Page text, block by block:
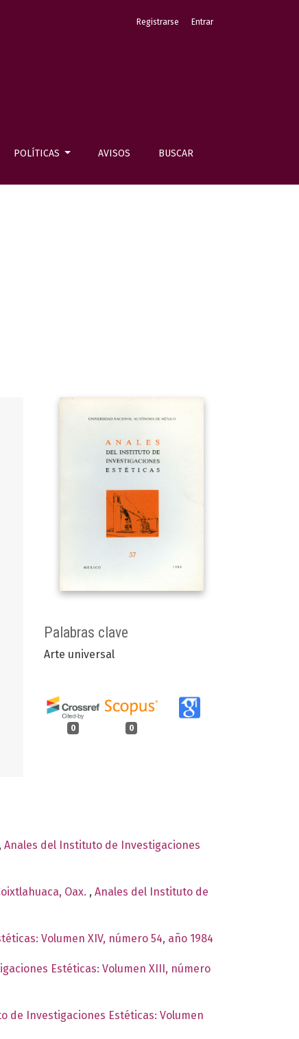
POLÍTICAS AVISOS BUSCAR
Registrarse Entrar
Palabras clave
Arte universal
0 0
, Anales del Instituto de Investigaciones
Oax. , Anales del Instituto de
Volumen XIV, número 54, año 1984
Estéticas: Volumen XIII, número
de Investigaciones Estéticas: Volumen